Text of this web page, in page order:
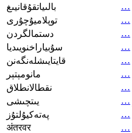
بالىياتقۇقانيىغ
…
توپلاميۇچۇرى
…
دستمالگردن
…
سۇبياراخنويىديا
…
قايتايىشلەنگەنن
…
مانومېتېر
…
نقطالانطلاق
…
يىتچىشى
…
پەتەكيۇلتۇز
…
अंतरवर
…